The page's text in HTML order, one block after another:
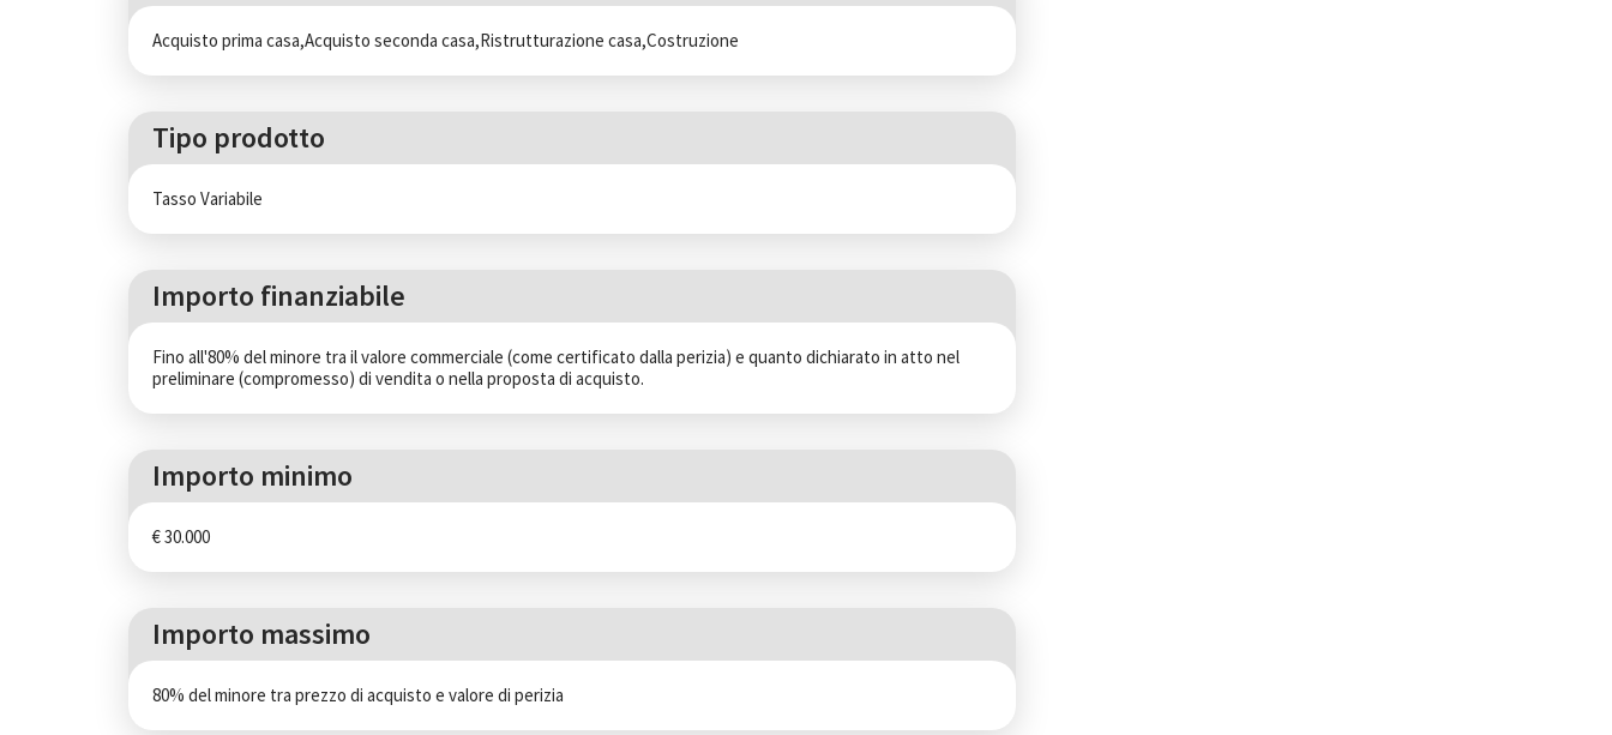
Acquisto prima casa,Acquisto seconda casa,Ristrutturazione casa,Costruzione
Tipo prodotto
Tasso Variabile
Importo finanziabile
Fino all'80% del minore tra il valore commerciale (come certificato dalla perizia) e quanto dichiarato in atto nel
preliminare (compromesso) di vendita o nella proposta di acquisto.
Importo minimo
€ 30.000
Importo massimo
80% del minore tra prezzo di acquisto e valore di perizia